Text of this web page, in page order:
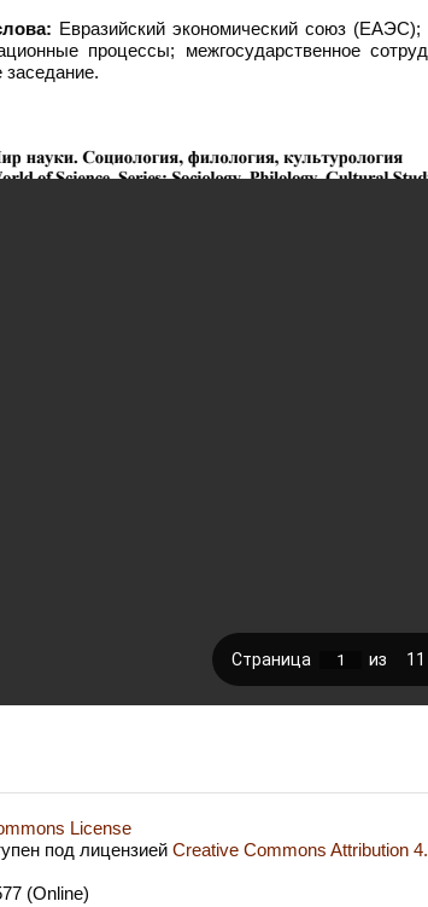
Евразийский экономический союз
процессы; межгосударственное
под лицензией Creative Commons Attribution
(Online)